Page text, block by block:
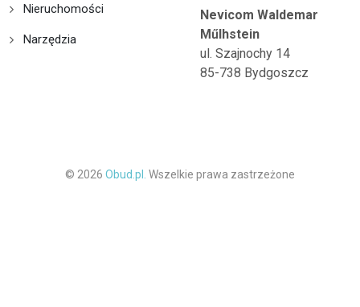
Nieruchomości
Narzędzia
Nevicom Waldemar
Műlhstein
ul. Szajnochy 14
85-738 Bydgoszcz
© 2026 Obud.pl. Wszelkie prawa zastrzeżone